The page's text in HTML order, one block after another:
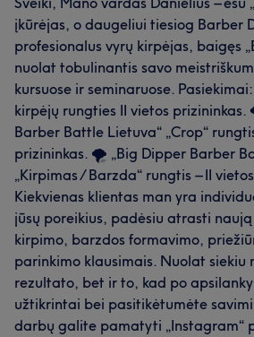
įkūrėjas, o daugeliui tiesiog Barber
profesionalus vyrų kirpėjas, baigęs
nuolat tobulinantis savo
kursuose ir seminaruose.
kirpėjų rungties II vietos
Barber Battle Lietuva“ „Crop“
prizininkas. 🌪️ „Big Dipper Barber
„Kirpimas / Barzda“ rungtis – II
Kiekvienas klientas man yra
jūsų poreikius, padėsiu atrasti
kirpimo, barzdos formavimo,
parinkimo klausimais. Nuolat siekiu
rezultato, bet ir to, kad po
užtikrintai bei pasitikėtumėte
darbų galite pamatyti „Instagram“